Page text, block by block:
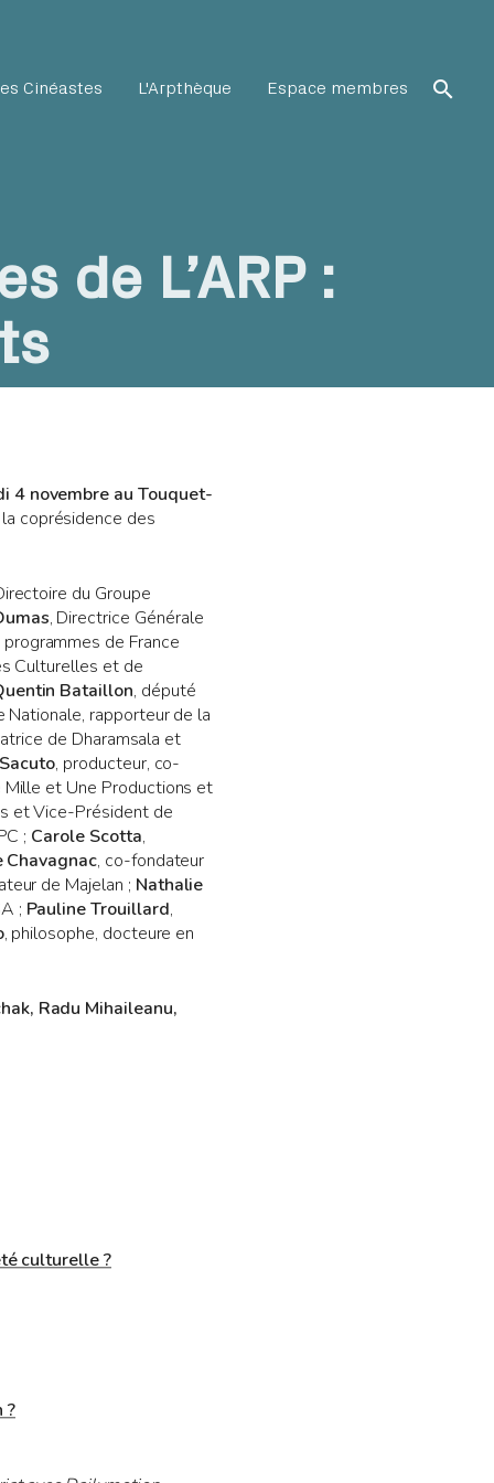
Cinéastes L'Arpthèque Espace membres search
de L’ARP :
4 novembre au Touquet-
coprésidence des
du Groupe
, Directrice Générale
de France
Culturelles et de
Bataillon, député
Nationale, rapporteur de la
de Dharamsala et
, producteur, co-
et Une Productions et
et Vice-Président de
; Carole Scotta,
Chavagnac, co-fondateur
de Majelan ; Nathalie
; Pauline Trouillard,
, philosophe, docteure en
Radu Mihaileanu,
culturelle ?
?